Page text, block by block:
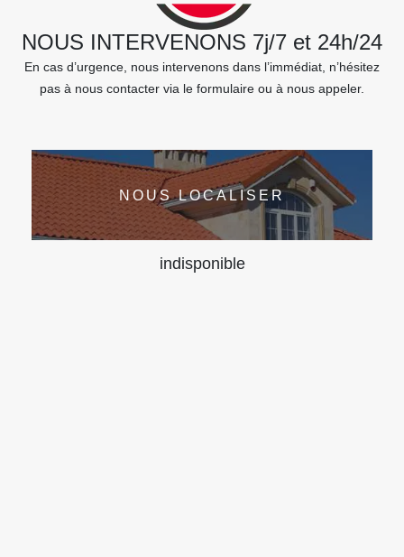
NOUS INTERVENONS 7j/7 et 24h/24
En cas d’urgence, nous intervenons dans l’immédiat, n’hésitez
pas à nous contacter via le formulaire ou à nous appeler.
NOUS LOCALISER
indisponible